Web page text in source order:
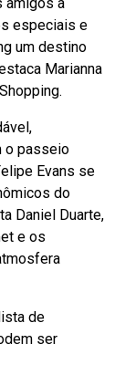
especiais e
um destino
Marianna
o passeio
Evans se
do
Daniel Duarte,
e os
de
ser